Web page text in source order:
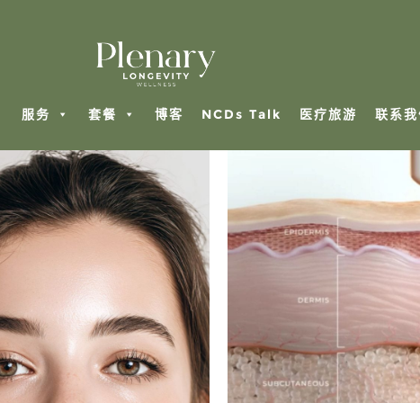
服务 套餐 博客 NCDs Talk 医疗旅游 联系